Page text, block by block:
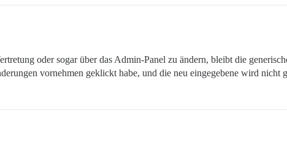
oder sogar über das Admin-Panel zu ändern, bleibt die
vornehmen geklickt habe, und die neu eingegebene wird nicht